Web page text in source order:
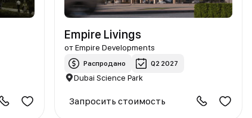
Empire Livings
отEmpire Developments
Распродано Q2 2027
Dubai Science Park
Запросить стоимость